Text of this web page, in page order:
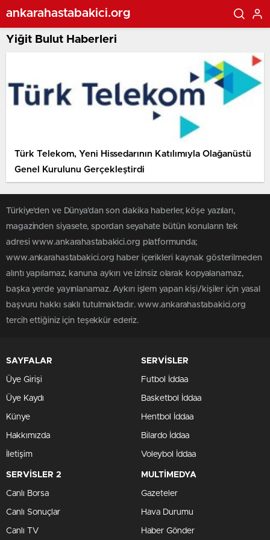
ankarahastabakici.org
Yiğit Bulut Haberleri
Türk Telekom, Yeni Hissedarının Katılımıyla Olağanüstü
Genel Kurulunu Gerçekleştirdi
Türkiye'den ve Dünya’dan son dakika haberler, köşe yazıları,
magazinden siyasete, spordan seyahate bütün konuların tek
adresi www.ankarahastabakici.org platformunda;
www.ankarahastabakici.org haber içerikleri kaynak gösterilmeden
alıntı yapılamaz, kanuna aykırı ve izinsiz olarak kopyalanamaz,
başka yerde yayınlanamaz. Aykırı işlem yapan kişi/kişiler için yasal
başvuru hakkı saklı tutulmaktadır. www.ankarahastabakici.org
tercih ettiğiniz için teşekkür ederiz.
SAYFALAR
Üye Girişi
Üye Kaydı
Künye
Hakkımızda
İletişim
SERVİSLER
Futbol İddaa
Basketbol İddaa
Hentbol İddaa
Bilardo İddaa
Voleybol İddaa
SERVİSLER 2
Canlı Borsa
Canlı Sonuçlar
Canlı TV
MULTİMEDYA
Gazeteler
Hava Durumu
Haber Gönder